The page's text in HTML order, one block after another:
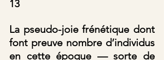
13
La pseudo-joie frénétique dont
font preuve nombre d’individus
en cette époque — sorte de